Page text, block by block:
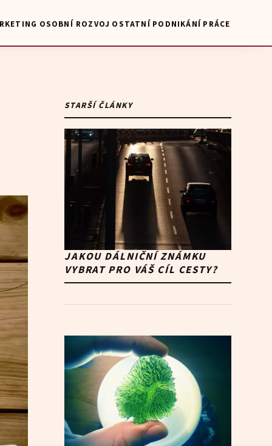
OSOBNÍ ROZVOJ OSTATNÍ PODNIKÁNÍ PRÁCE
STARŠÍ ČLÁNKY
JAKOU DÁLNIČNÍ ZNÁMKU
VYBRAT PRO VÁŠ CÍL CESTY?